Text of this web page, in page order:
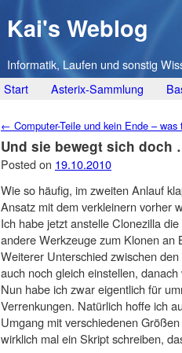
Kai's Weblog
Informatik, Laufen und sonstig
Main menu
Skip
content
Start Asterix-Sammlung
Post navigation
← Computer-Teile und kein Ende –
Und sie bewegt sich doch
Posted on 19.10.2010
Wie so häufig, im zweiten Anlauf
Ansatz mit dem verkleinern vorher
Ich habe jetzt anstelle Clonezilla
andere Werkzeuge zum Klonen an
Weiterer Unterschied zwischen
auch noch gleich einstellen,
Nun habe ich zwar eigentlich für
Verrenkungen. Natürlich hoffe ich
Umgang mit verschiedenen
wirklich mal ein Skript schreiben,